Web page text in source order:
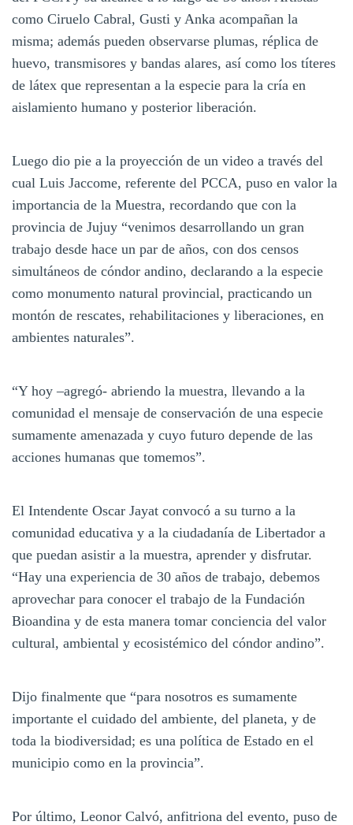
como Ciruelo Cabral, Gusti y Anka acompañan la
misma; además pueden observarse plumas, réplica de
huevo, transmisores y bandas alares, así como los títeres
de látex que representan a la especie para la cría en
aislamiento humano y posterior liberación.
Luego dio pie a la proyección de un video a través del
cual Luis Jaccome, referente del PCCA, puso en valor la
importancia de la Muestra, recordando que con la
provincia de Jujuy “venimos desarrollando un gran
trabajo desde hace un par de años, con dos censos
simultáneos de cóndor andino, declarando a la especie
como monumento natural provincial, practicando un
montón de rescates, rehabilitaciones y liberaciones, en
ambientes naturales”.
“Y hoy –agregó- abriendo la muestra, llevando a la
comunidad el mensaje de conservación de una especie
sumamente amenazada y cuyo futuro depende de las
acciones humanas que tomemos”.
El Intendente Oscar Jayat convocó a su turno a la
comunidad educativa y a la ciudadanía de Libertador a
que puedan asistir a la muestra, aprender y disfrutar.
“Hay una experiencia de 30 años de trabajo, debemos
aprovechar para conocer el trabajo de la Fundación
Bioandina y de esta manera tomar conciencia del valor
cultural, ambiental y ecosistémico del cóndor andino”.
Dijo finalmente que “para nosotros es sumamente
importante el cuidado del ambiente, del planeta, y de
toda la biodiversidad; es una política de Estado en el
municipio como en la provincia”.
Por último, Leonor Calvó, anfitriona del evento, puso de